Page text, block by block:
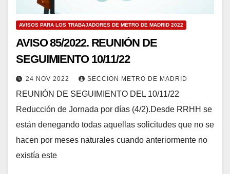
AVISOS PARA LOS TRABAJADORES DE METRO DE MADRID 2022
AVISO 85/2022. REUNIÓN DE
SEGUIMIENTO 10/11/22
24 NOV 2022 SECCION METRO DE MADRID
REUNIÓN DE SEGUIMIENTO DEL 10/11/22
Reducción de Jornada por días (4/2).Desde RRHH se
están denegando todas aquellas solicitudes que no se
hacen por meses naturales cuando anteriormente no
existía este